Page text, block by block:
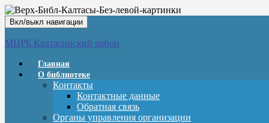
Вкл/выкл навигации
МЦРБ Калтасинский район
Главная
О библиотеке
Контакты
Контактные данные
Обратная связь
Органы управления организации